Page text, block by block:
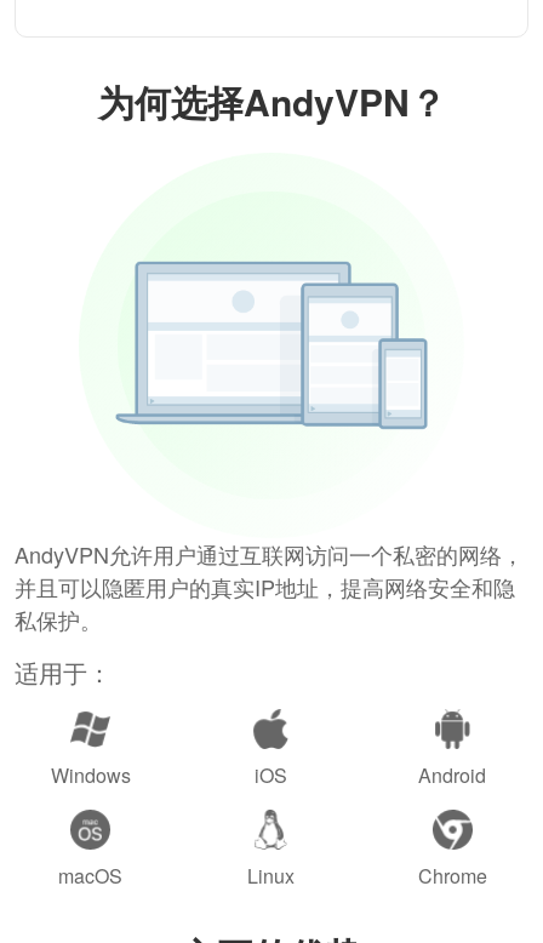
为何选择AndyVPN？
AndyVPN允许用户通过互联网访问一个私密的网络，
并且可以隐匿用户的真实IP地址，提高网络安全和隐
私保护。
适用于：
Windows iOS Android
macOS Linux Chrome